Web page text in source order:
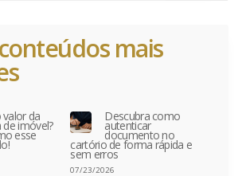
mais
valor da
de imóvel?
esse
Descubra como
autenticar
documento no
cartório de forma rápida e
sem erros
07/23/2026